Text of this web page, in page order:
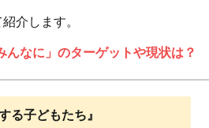
介します。
なに」のターゲットや現状は？
る子どもたち』